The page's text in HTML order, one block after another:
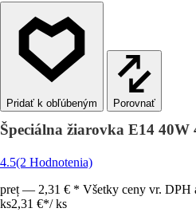
Porovnať
Špeciálna žiarovka E14 40W
4.5(2 Hodnotenia)
preț — 2,31 € * Všetky ceny vr. DPH
ks2,31 €*/ ks